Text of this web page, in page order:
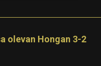
olevan Hongan 3-2